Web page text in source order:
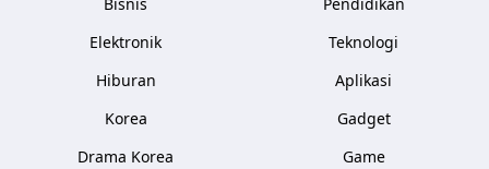
Bisnis
Elektronik
Hiburan
Korea
Drama Korea
Pendidikan
Teknologi
Aplikasi
Gadget
Game